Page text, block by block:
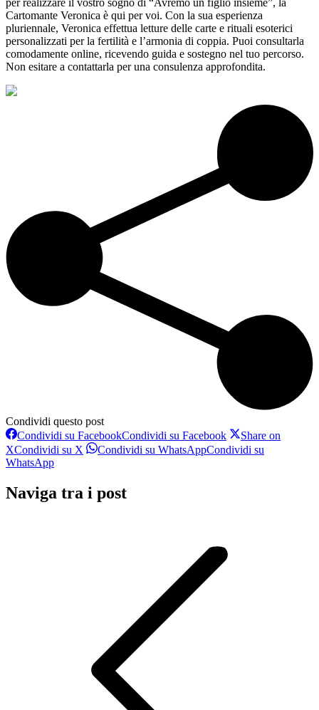
Cartomante Veronica è qui per voi. Con la sua esperienza
pluriennale, Veronica effettua letture delle carte e rituali esoterici
personalizzati per la fertilità e l’armonia di coppia. Puoi consultarla
comodamente online, ricevendo guida e sostegno nel tuo percorso.
Non esitare a contattarla per una consulenza approfondita.
Condividi questo post
Condividi su FacebookCondividi su Facebook
Share on
XCondividi su X Condividi su WhatsAppCondividi su
WhatsApp
Naviga tra i post